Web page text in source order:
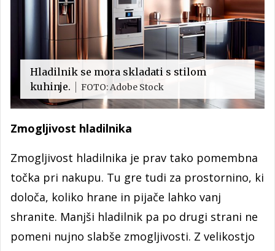
Hladilnik se mora skladati s stilom
kuhinje.
FOTO: Adobe Stock
Zmogljivost hladilnika
Zmogljivost hladilnika je prav tako pomembna
točka pri nakupu. Tu gre tudi za prostornino, ki
določa, koliko hrane in pijače lahko vanj
shranite. Manjši hladilnik pa po drugi strani ne
pomeni nujno slabše zmogljivosti. Z velikostjo